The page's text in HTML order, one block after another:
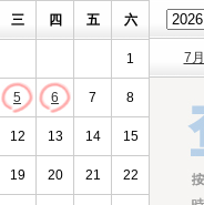
三 四 五 六
1
5 6 7 8
12 13 14 15
19 20 21 22
7月